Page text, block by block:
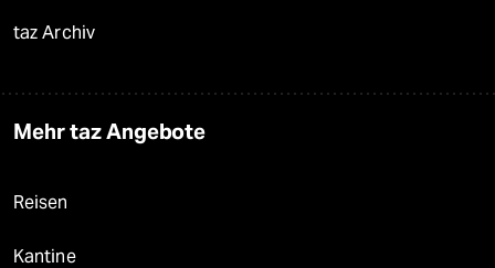
taz Archiv
Mehr taz Angebote
Reisen
Kantine